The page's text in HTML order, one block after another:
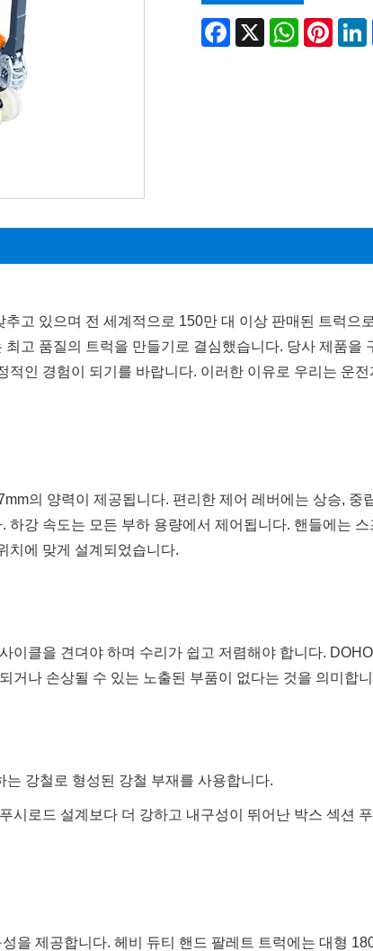
Facebook
X WhatsApp
고 있으며 전 세계적으로 150만 대 이상 판매된 트럭
고 품질의 트럭을 만들기로 결심했습니다. 당사 제품
인 경험이 되기를 바랍니다. 이러한 이유로 우리는 운
의 양력이 제공됩니다. 편리한 제어 레버에는 상승, 중
하강 속도는 모든 부하 용량에서 제어됩니다. 핸들에는
치에 맞게 설계되었습니다.
이클을 견뎌야 하며 수리가 쉽고 저렴해야 합니다.
거나 손상될 수 있는 노출된 부품이 없다는 것을 의미합
강철로 형성된 강철 부재를 사용합니다.
시로드 설계보다 더 강하고 내구성이 뛰어난 박스 섹션
을 제공합니다. 헤비 듀티 핸드 팔레트 트럭에는 대형